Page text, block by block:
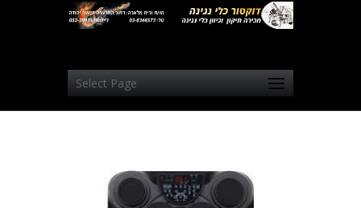
Select Page